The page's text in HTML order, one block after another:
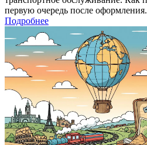
первую очередь после оформления.
Подробнее